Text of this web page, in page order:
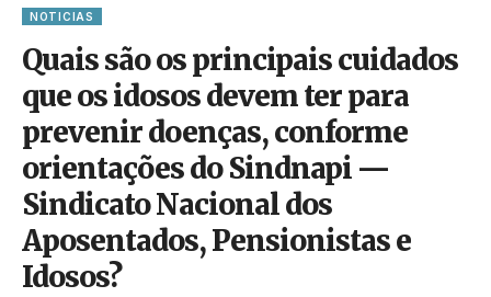
NOTICIAS
Quais são os principais cuidados
que os idosos devem ter para
prevenir doenças, conforme
orientações do Sindnapi —
Sindicato Nacional dos
Aposentados, Pensionistas e
Idosos?